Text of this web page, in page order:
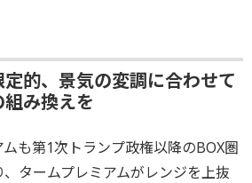
的、景気の変調に合わせて
み換えを
も第1次トランプ政権以降のBOX圏
タームプレミアムがレンジを上抜